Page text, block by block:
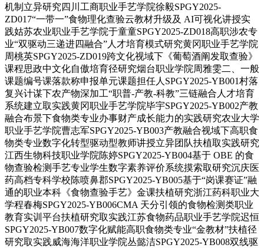
机制立异研究四川工商职业手艺学院徐毅SPGY2025-
ZD017“一带一”食物理化查验云教材升级及 AI可视化讲授实
践姑苏农业职业手艺学院于童童SPGY2025-ZD018高职涉农专
业“双驱动三递进四融合”人才培育模式研究黄冈职业手艺学院
周桃英SPGY2025-ZD019跨文化视域下《葡萄酒阐发取查验》
课程思政中文化自傲培育径研究烟台职业学院周雅雯二、一般
课题编号课落款称申报单元课题担任人SPGY2025-YB001村落
复兴计谋下农产物深加工“职普-产教-科教”三链融合人才培育
系统建立取实践黄冈职业手艺学院毕宇SPGY2025-YB002产教
融合布景下食物类专业办事财产成长能力的实践研究农业大学
职业手艺学院曹志军SPGY2025-YB003产教融合视域下高职食
物类专业数字化转型驱动型教师讲授立异团队扶植取实践研究
江西生物科技职业学院陈婷SPGY2025-YB004基于 OBE 的食
物查验检测手艺专业学生数字素养评价系统摸索取研究沉庆医
药高档专科学校陈喷鼻郡SPGY2025-YB005基于“岗课赛证”融
通的职业本科《食物查验手艺》金课扶植研究浙江药科职业大
学程春梅SPGY2025-YB006CMA 天分引领的食物检测类职业
教育实训平台扶植研究取实践江苏食物药品职业手艺学院迟恒
SPGY2025-YB007数字化赋能高职食物类专业“金教材”扶植径
研究取实践威海海洋职业学院丛懿洁SPGY2025-YB008双线驱